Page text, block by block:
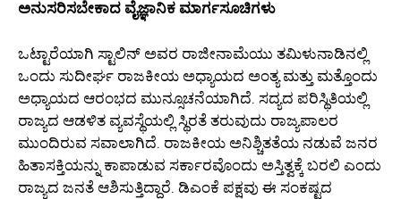
ಅನುಸರಿಸಬೇಕಾದ ವೈಜ್ಞಾನಿಕ ಮಾರ್ಗಸೂಚಿಗಳು
ಒಟ್ಟಾರೆಯಾಗಿ ಸ್ಟಾಲಿನ್ ಅವರ ರಾಜೀನಾಮೆಯು ತಮಿಳುನಾಡಿನಲ್ಲಿ
ಒಂದು ಸುದೀರ್ಘ ರಾಜಕೀಯ ಅಧ್ಯಾಯದ ಅಂತ್ಯ ಮತ್ತು ಮತ್ತೊಂದು
ಅಧ್ಯಾಯದ ಆರಂಭದ ಮುನ್ಸೂಚನೆಯಾಗಿದೆ. ಸದ್ಯದ ಪರಿಸ್ಥಿತಿಯಲ್ಲಿ
ರಾಜ್ಯದ ಆಡಳಿತ ವ್ಯವಸ್ಥೆಯಲ್ಲಿ ಸ್ಥಿರತೆ ತರುವುದು ರಾಜ್ಯಪಾಲರ
ಮುಂದಿರುವ ಸವಾಲಾಗಿದೆ. ರಾಜಕೀಯ ಅನಿಶ್ಚಿತತೆಯ ನಡುವೆ ಜನರ
ಹಿತಾಸಕ್ತಿಯನ್ನು ಕಾಪಾಡುವ ಸರ್ಕಾರವೊಂದು ಅಸ್ತಿತ್ವಕ್ಕೆ ಬರಲಿ ಎಂದು
ರಾಜ್ಯದ ಜನತೆ ಆಶಿಸುತ್ತಿದ್ದಾರೆ. ಡಿಎಂಕೆ ಪಕ್ಷವು ಈ ಸಂಕಷ್ಟದ